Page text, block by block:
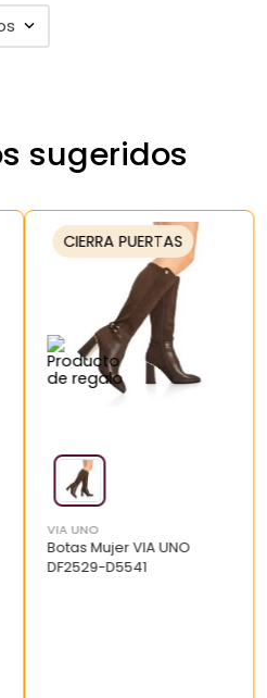
sugeridos
CIERRA PUERTAS
VIA UNO
Botas Mujer VIA UNO
DF2529-D5541